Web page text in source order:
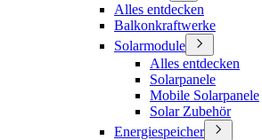
Alles entdecken
Balkonkraftwerke
Solarmodule
Alles entdecken
Solarpanele
Mobile Solarpanele
Solar Zubehör
Energiespeicher